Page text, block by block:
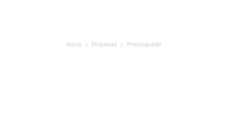
Inicio Etiquetas Preocupado